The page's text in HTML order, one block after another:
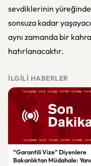
sevdiklerinin
sonsuza kadar
aynı zamanda bir
hatırlanacaktır.
İLGILI HABERLER
“Garantili Vize” Diyenlere
Bakanlıktan Müdahale: